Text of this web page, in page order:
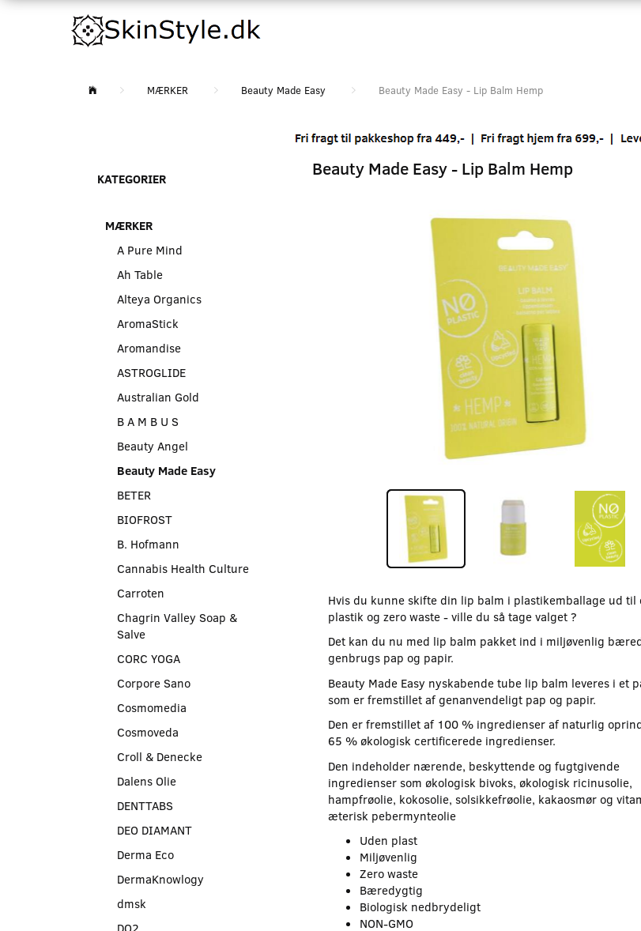
MÆRKER Beauty Made Easy Beauty Made Easy - Lip Balm Hemp
KATEGORIER
MÆRKER
A Pure Mind
Ah Table
Alteya Organics
AromaStick
Aromandise
ASTROGLIDE
Australian Gold
B A M B U S
Beauty Angel
Beauty Made Easy
BETER
BIOFROST
B. Hofmann
Cannabis Health Culture
Carroten
Chagrin Valley Soap &
Salve
CORC YOGA
Corpore Sano
Cosmomedia
Cosmoveda
Croll & Denecke
Dalens Olie
DENTTABS
DEO DIAMANT
Derma Eco
DermaKnowlogy
dmsk
DO2
Beauty Made Easy - Lip Balm Hemp
Hvis du kunne skifte din lip balm i plastikemballage ud til
plastik og zero waste - ville du så tage valget ?
Det kan du nu med lip balm pakket ind i miljøvenlig
genbrugs pap og papir.
Beauty Made Easy nyskabende tube lip balm leveres i et
som er fremstillet af genanvendeligt pap og papir.
Den er fremstillet af 100 % ingredienser af naturlig
65 % økologisk certificerede ingredienser.
Den indeholder nærende, beskyttende og fugtgivende
ingredienser som økologisk bivoks, økologisk ricinusolie,
hampfrøolie, kokosolie, solsikkefrøolie, kakaosmør og
æterisk pebermynteolie
Uden plast
Miljøvenlig
Zero waste
Bæredygtig
Biologisk nedbrydeligt
NON-GMO